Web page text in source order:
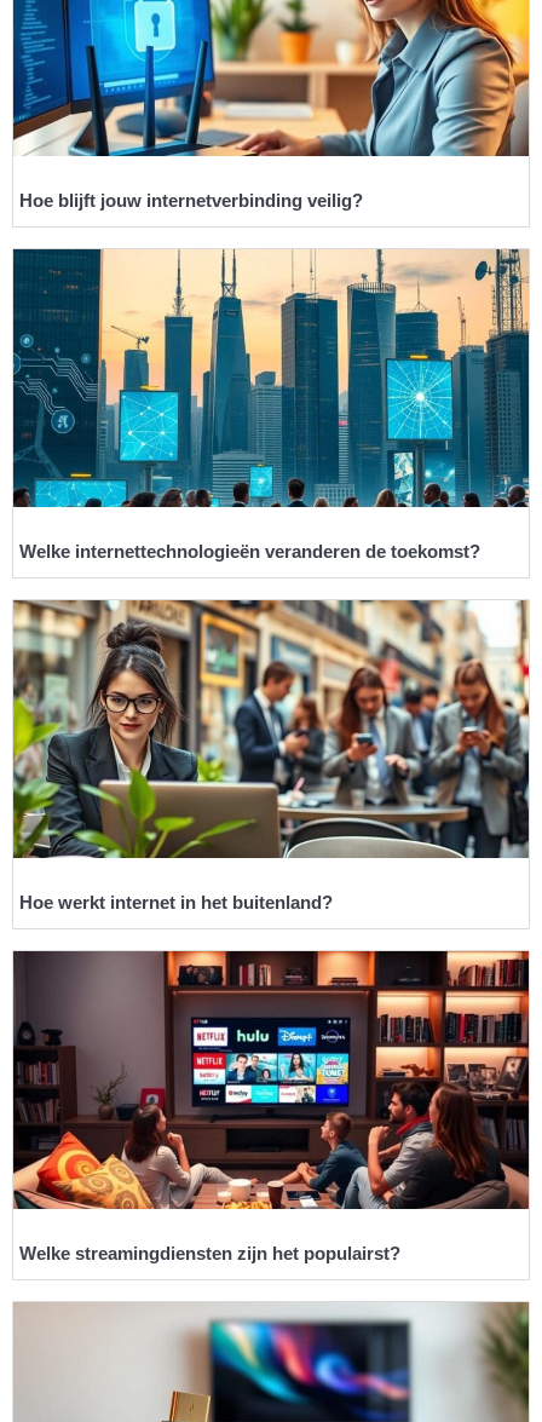
Hoe blijft jouw internetverbinding veilig?
Welke internettechnologieën veranderen de toekomst?
Hoe werkt internet in het buitenland?
Welke streamingdiensten zijn het populairst?